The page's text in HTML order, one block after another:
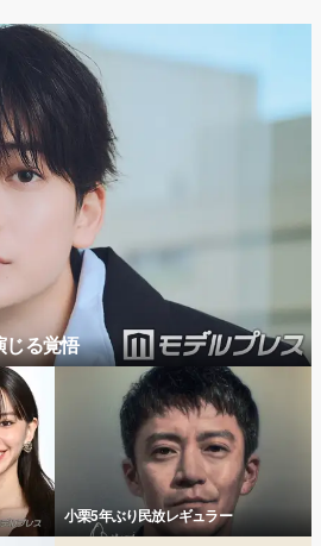
じる覚悟
小栗5年ぶり民放レギュラー